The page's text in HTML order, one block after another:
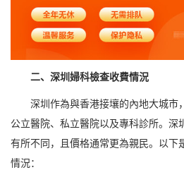
二、深圳婦科檢查收費情況
深圳作為與香港接壤的內地大城市
公立醫院、私立醫院以及專科診所。深
有所不同，且價格通常更為親民。以下
情況：